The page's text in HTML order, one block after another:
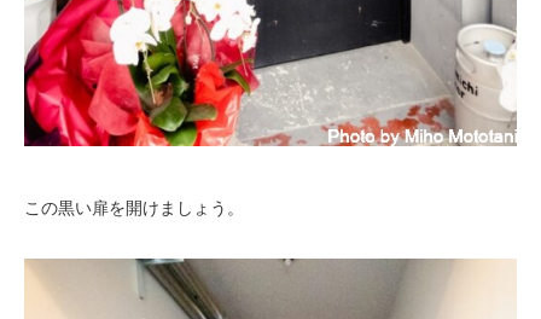
この黒い扉を開けましょう。